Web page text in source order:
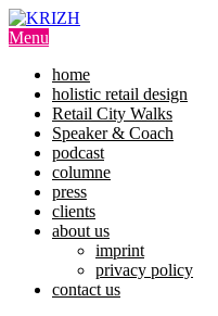
Skip
to
Menu
home
holistic retail design
Retail City Walks
Speaker & Coach
podcast
columne
press
clients
about us
imprint
privacy policy
contact us